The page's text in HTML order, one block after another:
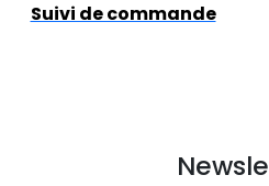
Suivi de commande